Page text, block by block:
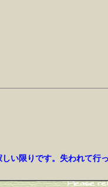
い限りです。失われて行